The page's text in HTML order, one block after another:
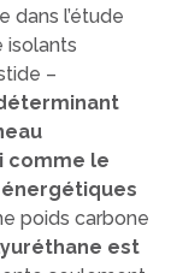
dans l’étude
isolants
–
comme le
poids carbone
est